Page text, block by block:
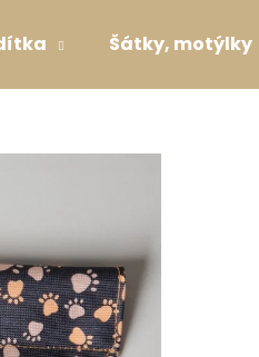
Šátky, motýlky
Doporučujeme